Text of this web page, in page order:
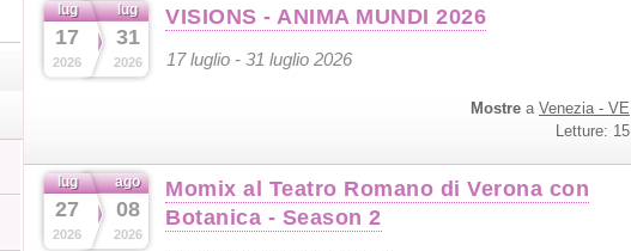
lug
17
2026
lug
31
2026
VISIONS - ANIMA MUNDI 2026
17 luglio - 31 luglio 2026
Mostre a Venezia - VE
Letture: 15
lug
27
2026
ago
08
2026
Momix al Teatro Romano di Verona con
Botanica - Season 2